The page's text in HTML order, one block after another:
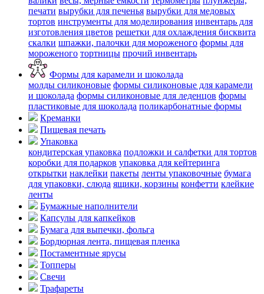
печати вырубки для печенья вырубки для медовых
тортов инструменты для моделирования инвентарь для
изготовления цветов решетки для охлаждения бисквита
скалки шпажки, палочки для мороженого формы для
мороженого тортницы прочий инвентарь
Формы для карамели и шоколада
молды силиконовые формы силиконовые для карамели
и шоколада формы силиконовые для леденцов формы
пластиковые для шоколада поликарбонатные формы
Креманки
Пищевая печать
Упаковка
кондитерская упаковка подложки и салфетки для тортов
коробки для подарков упаковка для кейтеринга
открытки наклейки пакеты ленты упаковочные бумага
для упаковки, слюда ящики, корзины конфетти клейкие
ленты
Бумажные наполнители
Капсулы для капкейков
Бумага для выпечки, фольга
Бордюрная лента, пищевая пленка
Постаментные ярусы
Топперы
Свечи
Трафареты